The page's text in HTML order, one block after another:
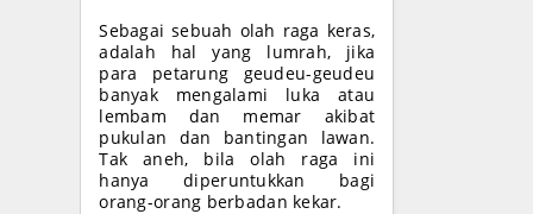
Sebagai sebuah olah raga keras,
adalah hal yang lumrah, jika
para petarung geudeu-geudeu
banyak mengalami luka atau
lembam dan memar akibat
pukulan dan bantingan lawan.
Tak aneh, bila olah raga ini
hanya diperuntukkan bagi
orang-orang berbadan kekar.